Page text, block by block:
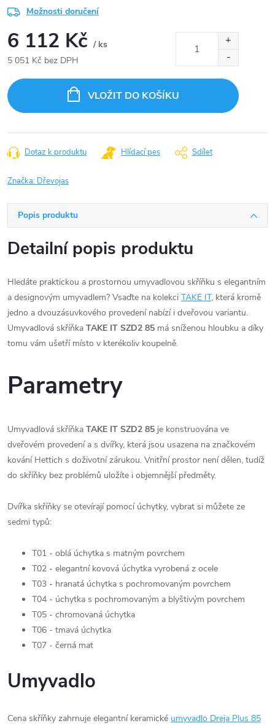
Možnosti doručení
6 112 Kč / ks
5 051 Kč bez DPH
cena:
VLOŽIT DO KOŠÍKU
Dotaz k produktu Hlídací pes Sdílet
Značka: Dřevojas
Popis produktu
Detailní popis produktu
Hledáte praktickou a prostornou umyvadlovou skříňku s elegantním
a designovým umyvadlem? Vsaďte na kolekci TAKE IT, která kromě
jedno a dvouzásuvkového provedení nabízí i dveřovou variantu.
Umyvadlová skříňka TAKE IT SZD2 85 má sníženou hloubku a díky
tomu vám ušetří místo v kterékoliv koupelně.
Parametry
Umyvadlová skříňka TAKE IT SZD2 85 je konstruována ve
dveřovém provedení a s dvířky, která jsou usazena na značkovém
kování Hettich s doživotní zárukou. Vnitřní prostor není dělen, tudíž
do skříňky bez problémů uložíte i objemnější předměty.
Dvířka skříňky se otevírají pomocí úchytky, vybrat si můžete ze
sedmi typů:
T01 - oblá úchytka s matným povrchem
T02 - elegantní kovová úchytka vyrobená z ocele
T03 - hranatá úchytka s pochromovaným povrchem
T04 - úchytka s pochromovaným a blyštivým povrchem
T05 - chromovaná úchytka
T06 - tmavá úchytka
T07 - černá mat
Umyvadlo
Cena skříňky zahrnuje elegantní keramické umyvadlo Dreja Plus 85